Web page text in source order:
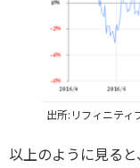
出所:リフィニティ
以上のように見る